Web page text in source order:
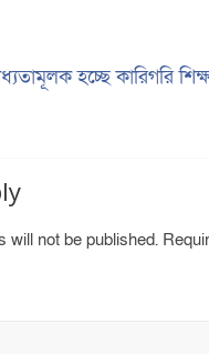
হচ্ছে কারিগরি
will not be published.